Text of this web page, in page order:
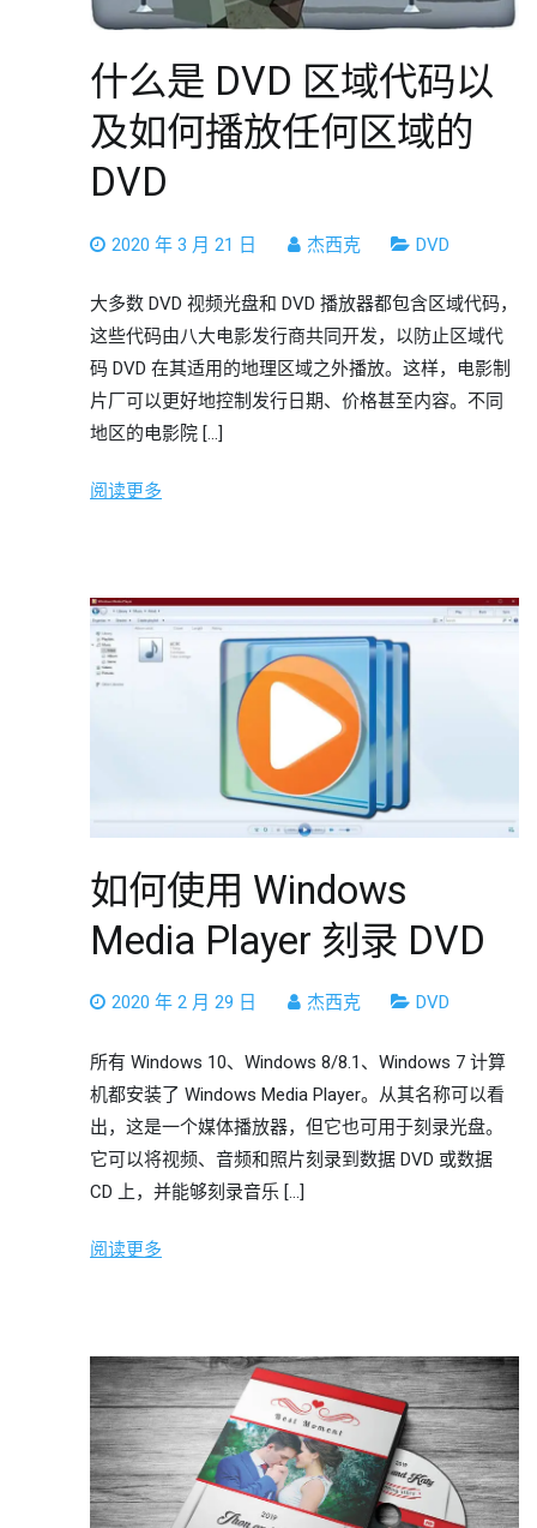
什么是 DVD 区域代码以
及如何播放任何区域的
DVD
2020 年 3 月 21 日 杰西克 DVD
大多数 DVD 视频光盘和 DVD 播放器都包含区域代码，
这些代码由八大电影发行商共同开发，以防止区域代
码 DVD 在其适用的地理区域之外播放。这样，电影制
片厂可以更好地控制发行日期、价格甚至内容。不同
地区的电影院 […]
阅读更多
如何使用 Windows
Media Player 刻录 DVD
2020 年 2 月 29 日 杰西克 DVD
所有 Windows 10、Windows 8/8.1、Windows 7 计算
机都安装了 Windows Media Player。从其名称可以看
出，这是一个媒体播放器，但它也可用于刻录光盘。
它可以将视频、音频和照片刻录到数据 DVD 或数据
CD 上，并能够刻录音乐 […]
阅读更多